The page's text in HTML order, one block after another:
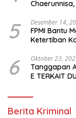
5 Desember 14,
FPMI Bantu
Ketertiban
6 Oktober 23,
Tanggapan
E TERKAIT
Berita Kriminal